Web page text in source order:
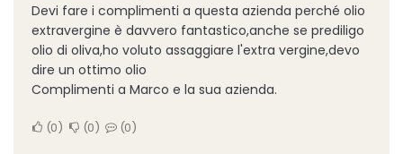
Devi fare i complimenti a questa azienda perché olio
extravergine è davvero fantastico,anche se prediligo
olio di oliva,ho voluto assaggiare l'extra vergine,devo
dire un ottimo olio
Complimenti a Marco e la sua azienda.
0 0 0